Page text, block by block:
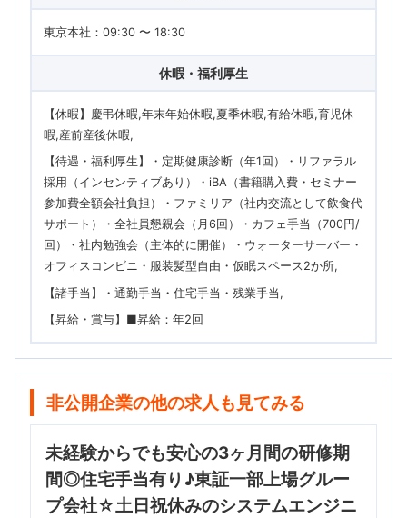
東京本社：09:30 〜 18:30
休暇・福利厚生
【休暇】慶弔休暇,年末年始休暇,夏季休暇,有給休暇,育児休
暇,産前産後休暇
【待遇・福利厚生】・定期健康診断（年1回）・リファラル
採用（インセンティブあり）・iBA（書籍購入費・セミナー
参加費全額会社負担）・ファミリア（社内交流として飲食代
サポート）・全社員懇親会（月6回）・カフェ手当（700円/
回）・社内勉強会（主体的に開催）・ウォーターサーバー・
オフィスコンビニ・服装髪型自由・仮眠スペース2か所
【諸手当】・通勤手当・住宅手当・残業手当
【昇給・賞与】■昇給：年2回
非公開企業の他の求人も見てみる
未経験からでも安心の3ヶ月間の研修期
間◎住宅手当有り♪東証一部上場グルー
プ会社☆土日祝休みのシステムエンジニ